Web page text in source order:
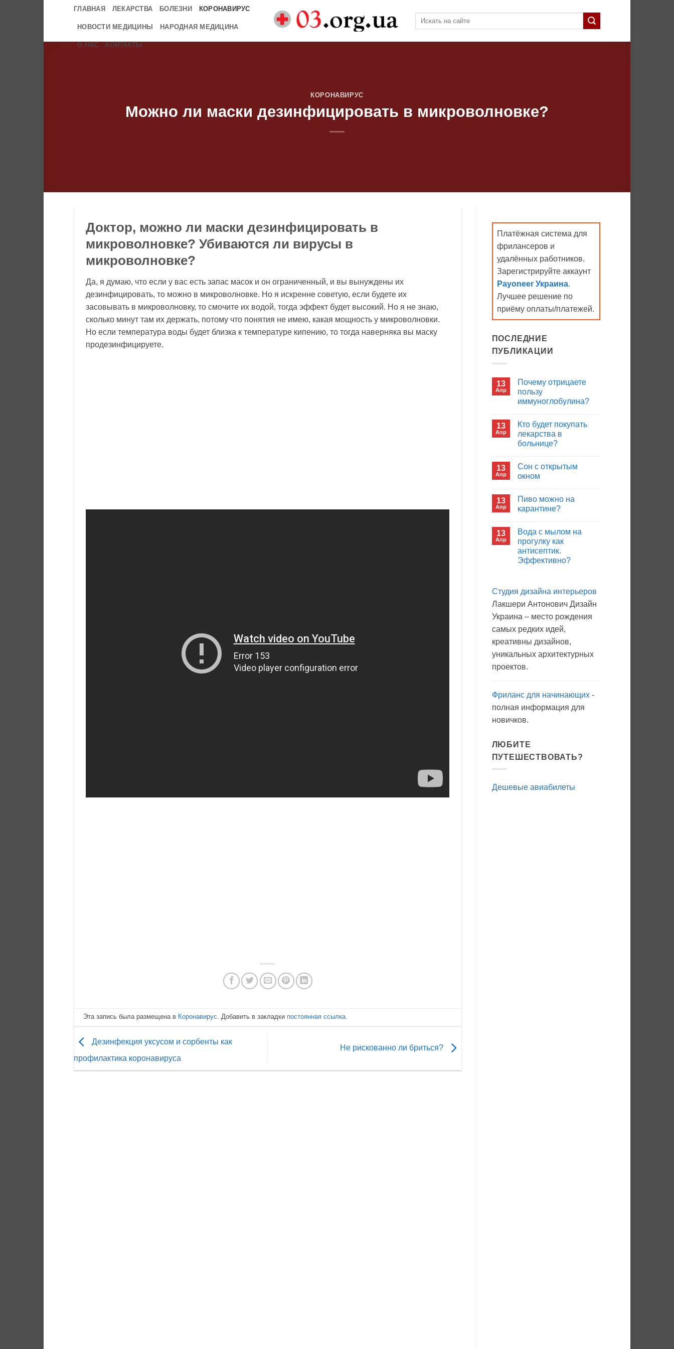
ГЛАВНАЯ ЛЕКАРСТВА БОЛЕЗНИ КОРОНАВИРУС
НОВОСТИ МЕДИЦИНЫ НАРОДНАЯ МЕДИЦИНА
О НАС КОНТАКТЫ
КОРОНАВИРУС
Можно ли маски дезинфицировать в микроволновке?
Доктор, можно ли маски дезинфицировать в
микроволновке? Убиваются ли вирусы в
микроволновке?
Да, я думаю, что если у вас есть запас масок и он ограниченный, и вы вынуждены их
дезинфицировать, то можно в микроволновке. Но я искренне советую, если будете их
засовывать в микроволновку, то смочите их водой, тогда эффект будет высокий. Но я не знаю,
сколько минут там их держать, потому что понятия не имею, какая мощность у микроволновки.
Но если температура воды будет близка к температуре кипению, то тогда наверняка вы маску
продезинфицируете.
Эта запись была размещена в Коронавирус . Добавить в закладки постоянная ссылка
Дезинфекция уксусом и сорбенты как
профилактика коронавируса
Не рискованно ли бриться?
Платёжная система для
фрилансеров и
удалённых работников.
Зарегистрируйте аккаунт
Payoneer Украина.
Лучшее решение по
приёму оплаты/платежей.
ПОСЛЕДНИЕ
ПУБЛИКАЦИИ
13
Апр
Почему отрицаете
пользу
иммуноглобулина?
записи
Почему
отрицаете
пользу
13
Апр
Кто будет покупать
лекарства в
больнице?
записи
Кто
будет
больнице?
13
Апр
Сон с открытым
окном
записи
Сон
с
13
Апр
Пиво можно на
карантине?
записи
Пиво
можно
на
карантине?
13
Апр
Вода с мылом на
прогулку как
антисептик.
Эффективно?
Вода
мылом
на
прогулку
антисептик.
Студия дизайна интерьеров
Лакшери Антонович Дизайн
Украина – место рождения
самых редких идей,
креативны дизайнов,
уникальных архитектурных
проектов.
Фриланс для начинающих-
полная информация для
новичков.
ЛЮБИТЕ
ПУТЕШЕСТВОВАТЬ?
Дешевые авиабилеты